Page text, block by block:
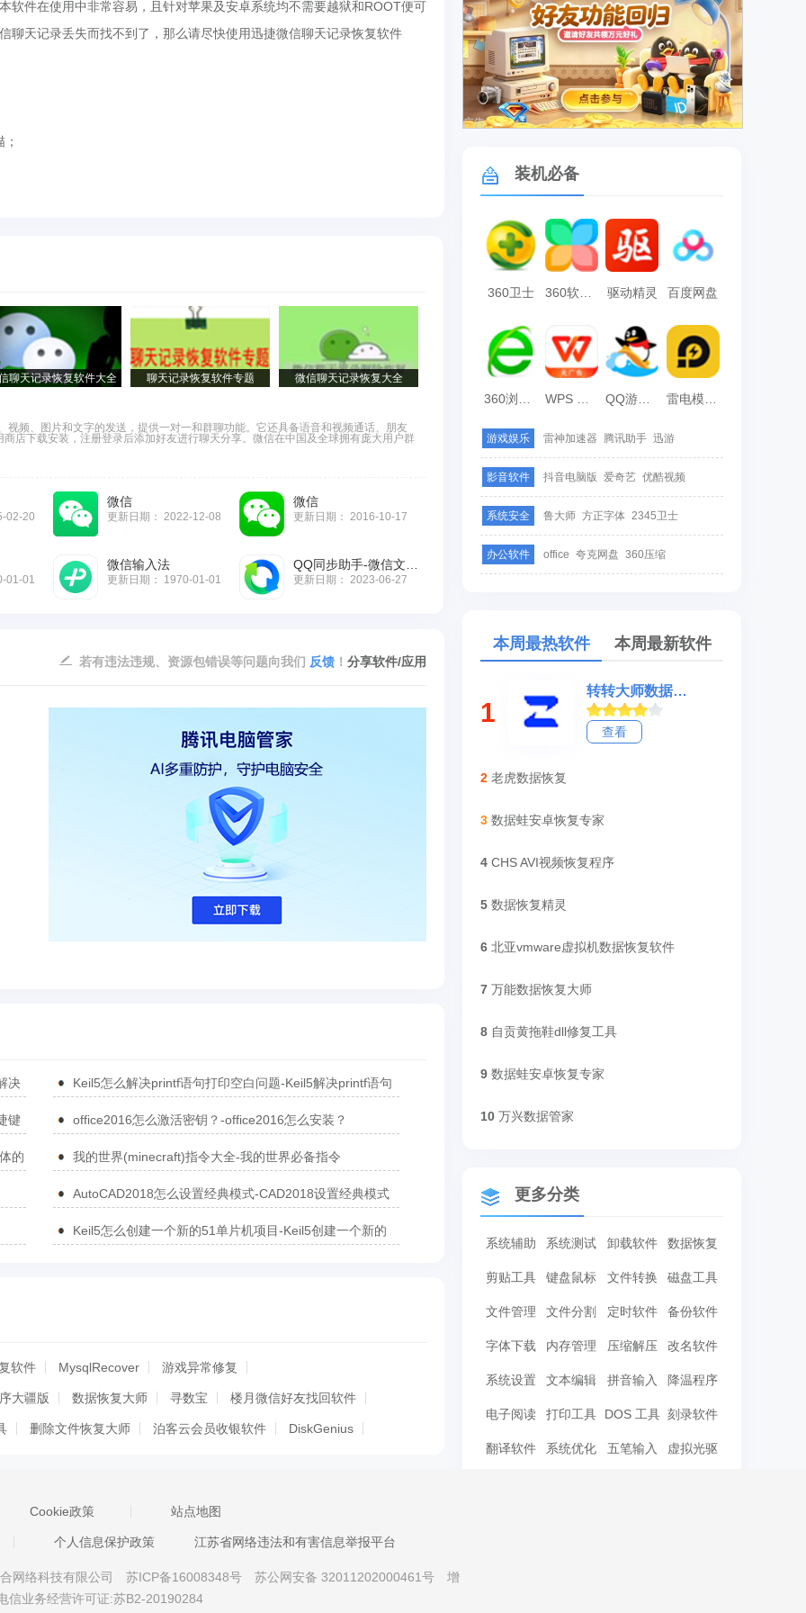
软件在使用中非常容易，且针对苹果及安卓系统均不需要越狱和ROOT便可
聊天记录丢失而找不到了，那么请尽快使用迅捷微信聊天记录恢复软件
聊天记录恢复软件大全 聊天记录恢复软件专题 微信聊天记录恢复大全
频、图片和文字的发送，提供一对一和群聊功能。它还具备语音和视频通话、朋友
店下载安装，注册登录后添加好友进行聊天分享。微信在中国及全球拥有庞大用户群
02-20
微信
更新日期： 2022-12-08
微信
更新日期： 2016-10-17
01-01
微信输入法
更新日期： 1970-01-01 更新日期： 2023-06-27
分享软件/应用
若有违法违规、资源包错误等问题向我们 反馈 ！
决
Keil5怎么解决printf语句打印空白问题-Keil5解决printf语句
键 office2016怎么激活密钥？-office2016怎么安装？
的 我的世界(minecraft)指令大全-我的世界必备指令
AutoCAD2018怎么设置经典模式-CAD2018设置经典模式
Keil5怎么创建一个新的51单片机项目-Keil5创建一个新的
软件 MysqlRecover 游戏异常修复
大疆版 数据恢复大师 寻数宝 楼月微信好友找回软件
删除文件恢复大师 泊客云会员收银软件 DiskGenius
涂师傅微信聊天记录恢复 嗨格式数据恢复大师
管家 傲梅恢复之星 数据蛙安卓恢复专家 diskdrill
版 好哈XP系统电脑文件恢复软件 CHS AVI视频恢复程序
广告
装机必备
360卫士 360软件管家 驱动精灵 百度网盘
雷电模拟器
游戏娱乐 雷神加速器 腾讯助手 迅游
影音软件 抖音电脑版 爱奇艺 优酷视频
系统安全 鲁大师 方正字体 2345卫士
办公软件 office 夸克网盘 360压缩
本周最热软件 本周最新软件
1
转转大师数据修复软件
查看
2 老虎数据恢复
3 数据蛙安卓恢复专家
4 CHS AVI视频恢复程序
5 数据恢复精灵
6 北亚vmware虚拟机数据恢复软件
7 万能数据恢复大师
8 自贡黄拖鞋dll修复工具
9 数据蛙安卓恢复专家
10 万兴数据管家
更多分类
系统辅助 系统测试 卸载软件 数据恢复
剪贴工具 键盘鼠标 文件转换 磁盘工具
文件管理 文件分割 定时软件 备份软件
字体下载 内存管理 压缩解压 改名软件
系统设置 文本编辑 拼音输入 降温程序
电子阅读 打印工具 DOS 工具 刻录软件
翻译软件 系统优化 五笔输入 虚拟光驱
Cookie政策 站点地图
个人信息保护政策 江苏省网络违法和有害信息举报平台
网络科技有限公司 苏ICP备16008348号 苏公网安备 32011202000461号
增
信业务经营许可证:苏B2-20190284